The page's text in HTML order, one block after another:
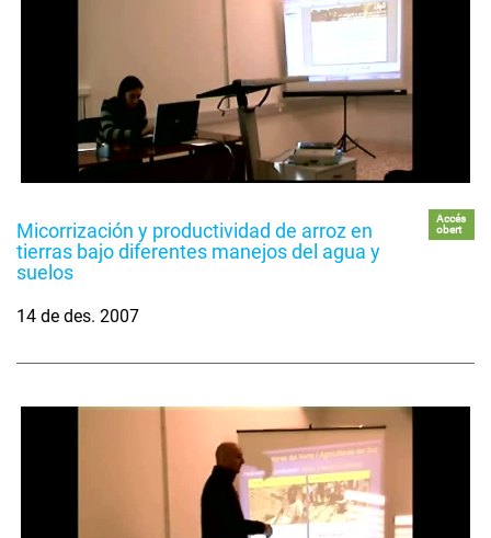
Micorrización y productividad de arroz en
tierras bajo diferentes manejos del agua y
suelos
Accés
obert
14 de des. 2007